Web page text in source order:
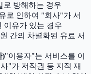
로 방해하는 경우
로 인하여 "회사"가 서
이유가 있는 경우
간의 차별화된 유료 서
)"이용자"는 서비스를 이
"가 저작권 등 지적 재